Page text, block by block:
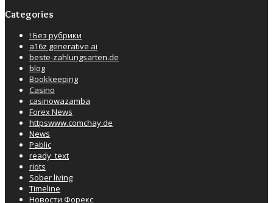
Categories
! Без рубрики
a16z generative ai
beste-zahlungsarten.de
blog
Bookkeeping
Casino
casinowazamba
Forex News
httpswww.comchay.de
News
Pablic
ready_text
riots
Sober living
Timeline
Новости Форекс